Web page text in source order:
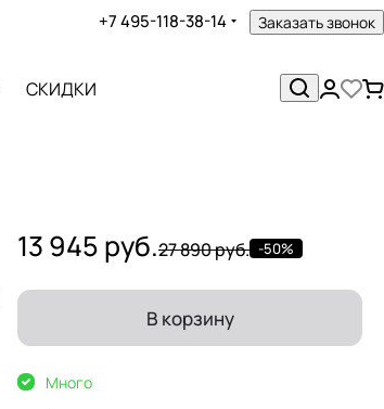
+7 495-118-38-14 Заказать звонок
СКИДКИ
13 945 руб.27 890 руб. -50%
В корзину
Много